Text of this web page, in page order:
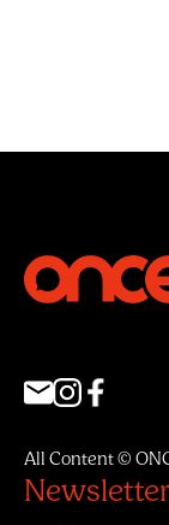
All Content ©